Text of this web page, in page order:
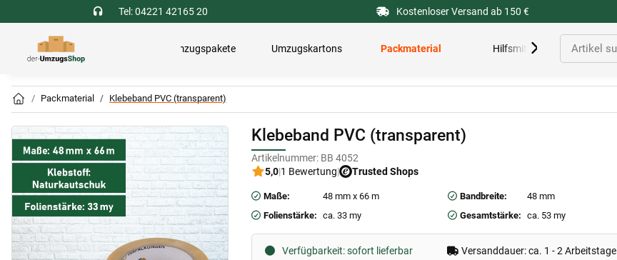
Tel: 04221 42165 20 Kostenloser Versand ab 150 €
Umzugspakete Umzugskartons Packmaterial Hilfsmittel
Packmaterial Klebeband PVC (transparent)
Klebeband PVC (transparent)
Artikelnummer: BB 4052
5,0|1 Bewertung| Trusted Shops
Maße: 48 mm x 66 m Bandbreite:
48 mm
Folienstärke: ca. 33 my Gesamtstärke: ca. 53 my
Verfügbarkeit: sofort lieferbar Versanddauer: ca. 1 - 2 Arbeitstage